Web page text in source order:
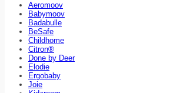
Aeromoov
Babymoov
Badabulle
BeSafe
Childhome
Citron®
Done by Deer
Elodie
Ergobaby
Joie